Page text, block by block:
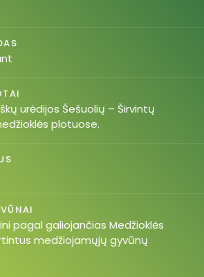
urėdijos Šešuolių – Širvintų
plotuose.
pagal galiojančias Medžioklės
medžiojamųjų gyvūnų